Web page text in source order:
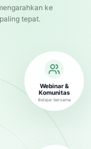
ke
tepat.
Webinar &
Komunitas
Belajar bersama